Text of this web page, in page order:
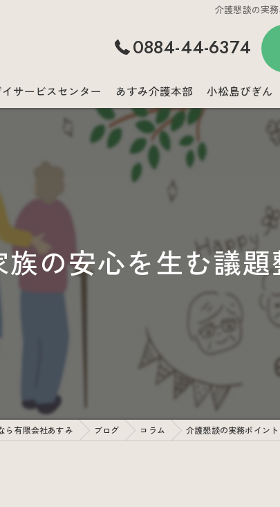
介護懇談の実
0884-44-6374
サービスセンター あすみ介護本部 小松島びぎん
の安心を生む議題
ら有限会社あすみ ブログ コラム 介護懇談の実務ポイン